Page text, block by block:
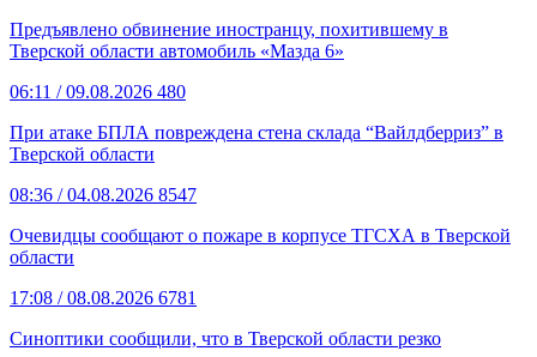
Предъявлено обвинение иностранцу, похитившему в
Тверской области автомобиль «Мазда 6»
06:11 / 09.08.2026 480
При атаке БПЛА повреждена стена склада “Вайлдберриз” в
Тверской области
08:36 / 04.08.2026 8547
Очевидцы сообщают о пожаре в корпусе ТГСХА в Тверской
области
17:08 / 08.08.2026 6781
Синоптики сообщили, что в Тверской области резко